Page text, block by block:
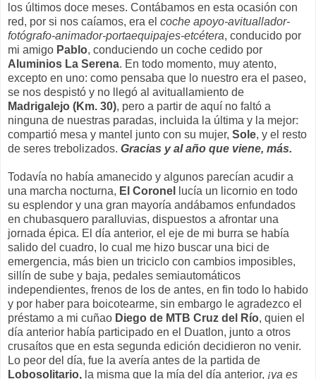
los últimos doce meses. Contábamos en esta ocasión con
red, por si nos caíamos, era el coche apoyo-avituallador-
fotógrafo-animador-portaequipajes-etcétera, conducido por
mi amigo Pablo, conduciendo un coche cedido por
Aluminios La Serena. En todo momento, muy atento,
excepto en uno: como pensaba que lo nuestro era el paseo,
se nos despistó y no llegó al avituallamiento de
Madrigalejo (Km. 30), pero a partir de aquí no faltó a
ninguna de nuestras paradas, incluida la última y la mejor:
compartió mesa y mantel junto con su mujer, Sole, y el resto
de seres trebolizados. Gracias y al año que viene, más.
Todavía no había amanecido y algunos parecían acudir a
una marcha nocturna, El Coronel
lucía un licornio en todo
su esplendor y una gran mayoría andábamos enfundados
en chubasquero paralluvias, dispuestos a afrontar una
jornada épica. El día anterior, el eje de mi burra se había
salido del cuadro, lo cual me hizo buscar una bici de
emergencia, más bien un triciclo con cambios imposibles,
sillín de sube y baja, pedales semiautomáticos
independientes, frenos de los de antes, en fin todo lo habido
y por haber para boicotearme, sin embargo le agradezco el
préstamo a mi cuñao Diego de MTB Cruz del Río, quien el
día anterior había participado en el Duatlon, junto a otros
crusaítos que en esta segunda edición decidieron no venir.
Lo peor del día, fue la avería antes de la partida de
Lobosolitario, la misma que la mía del día anterior, ¡ya es